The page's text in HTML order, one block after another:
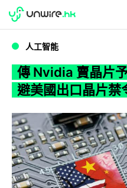
WWDC 2026
人工智能
傳 Nvidia 賣晶片
避美國出口晶片禁